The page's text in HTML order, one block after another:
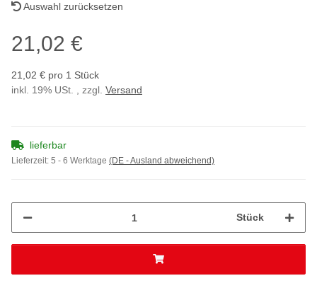
Auswahl zurücksetzen
21,02 €
21,02 € pro 1 Stück
inkl. 19% USt. , zzgl. Versand
lieferbar
Lieferzeit: 5 - 6 Werktage (DE - Ausland abweichend)
Stück